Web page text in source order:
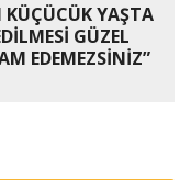
KÜÇÜCÜK YAŞTA
GÜZEL
EDEMEZSİNİZ”